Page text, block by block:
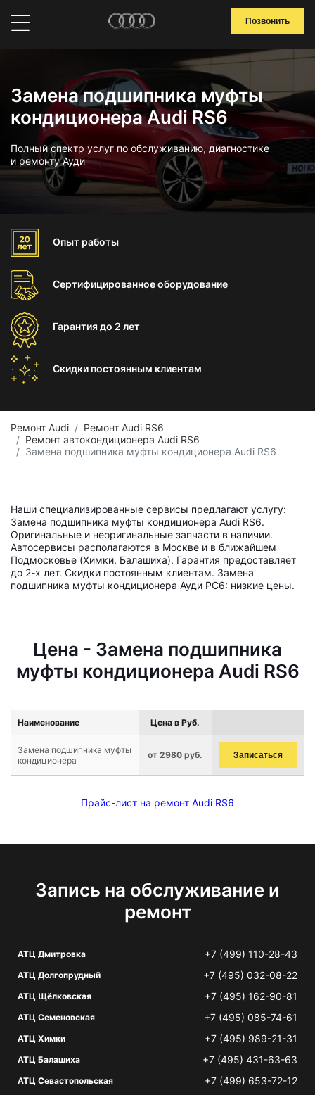
Позвонить
Замена подшипника муфты
кондиционера Audi RS6
Полный спектр услуг по обслуживанию, диагностике
и ремонту Ауди
Опыт работы
Сертифицированноеоборудование
Гарантиядо 2 лет
Скидки постоянным клиентам
Ремонт Audi
Ремонт Audi RS6
Ремонт автокондиционера Audi RS6
Замена подшипника муфты кондиционера Audi RS6
Наши специализированные сервисы предлагают услугу:
Замена подшипника муфты кондиционера Audi RS6.
Оригинальные и неоригинальные запчасти в наличии.
Автосервисы располагаются в Москве и в ближайшем
Подмосковье (Химки, Балашиха). Гарантия предоставляет
до 2-х лет. Скидки постоянным клиентам. Замена
подшипника муфты кондиционера Ауди РС6: низкие цены.
Цена - Замена подшипника
муфты кондиционера Audi RS6
Наименование Цена в Руб.
Замена подшипника муфты
кондиционера
от 2980 руб. Записаться
Прайс-лист на ремонт Audi RS6
Запись на обслуживание и
ремонт
АТЦ Дмитровка +7 (499) 110-28-43
АТЦ Долгопрудный +7 (495) 032-08-22
АТЦ Щёлковская +7 (495) 162-90-81
АТЦ Семеновская +7 (495) 085-74-61
АТЦ Химки +7 (495) 989-21-31
АТЦ Балашиха +7 (495) 431-63-63
АТЦ Севастопольская +7 (499) 653-72-12